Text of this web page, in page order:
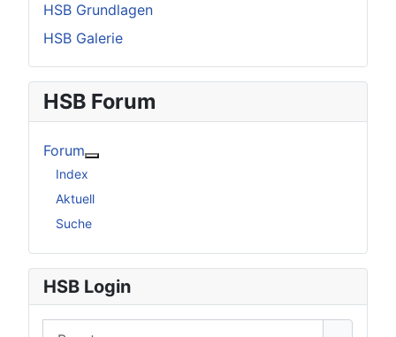
HSB Grundlagen
HSB Galerie
HSB Forum
Forum
Index
Aktuell
Suche
HSB Login